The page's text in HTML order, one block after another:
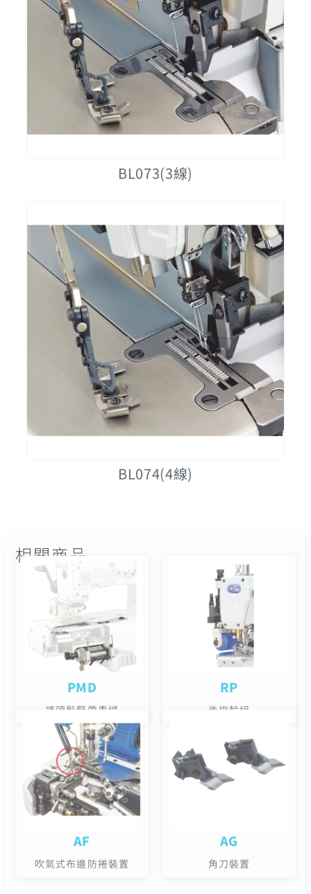
BL073(3線)
BL074(4線)
相關商品
PMD
褲頭鬆緊帶車縫
RP
後拖輪組
AF
吹氣式布邊防捲裝置
AG
角刀裝置